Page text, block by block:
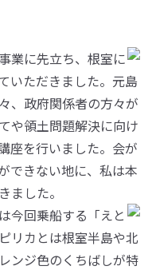
業に先立ち、根室に
いただきました。元島
、政府関係者の方々が
や領土問題解決に向け
座を行いました。会が
できない地に、私は本
ました。
今回乗船する「えと
リカとは根室半島や北
ンジ色のくちばしが特